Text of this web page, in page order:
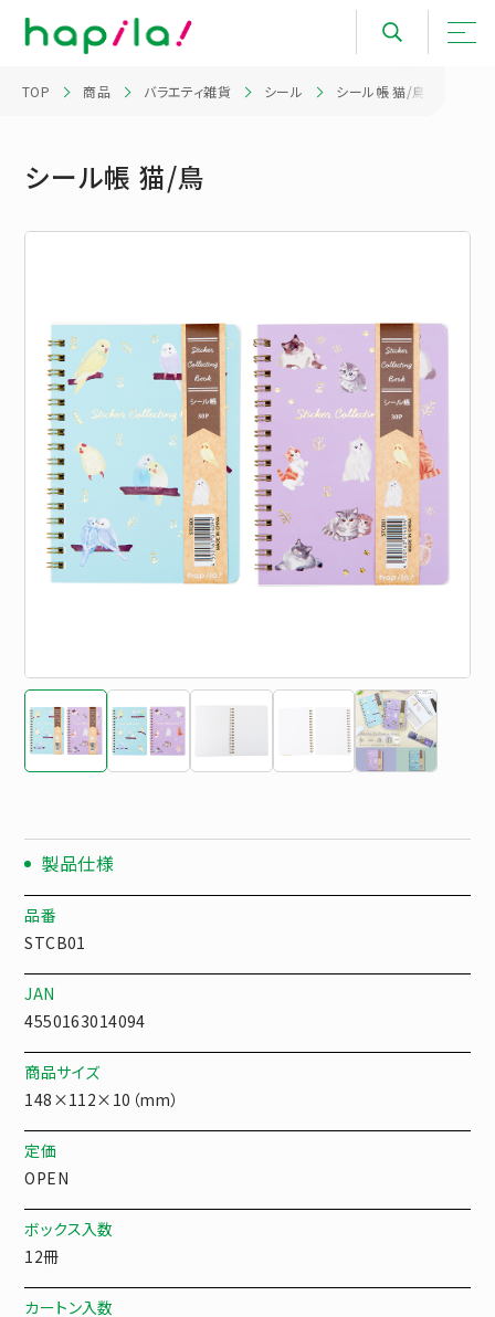
TOP 商品 バラエティ雑貨 シール シール帳 猫/鳥
シール帳 猫/鳥
製品仕様
品番
STCB01
JAN
4550163014094
商品サイズ
148×112×10（mm）
定価
OPEN
ボックス入数
12冊
カートン入数